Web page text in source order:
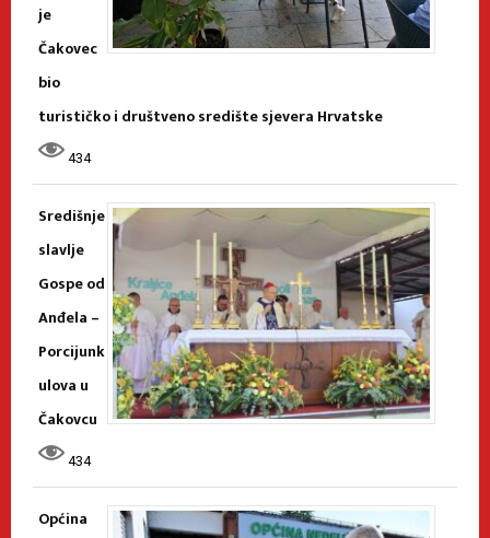
je
Čakovec
bio
turističko i društveno središte sjevera Hrvatske
434
Središnje
slavlje
Gospe od
Anđela –
Porcijunk
ulova u
Čakovcu
434
Općina